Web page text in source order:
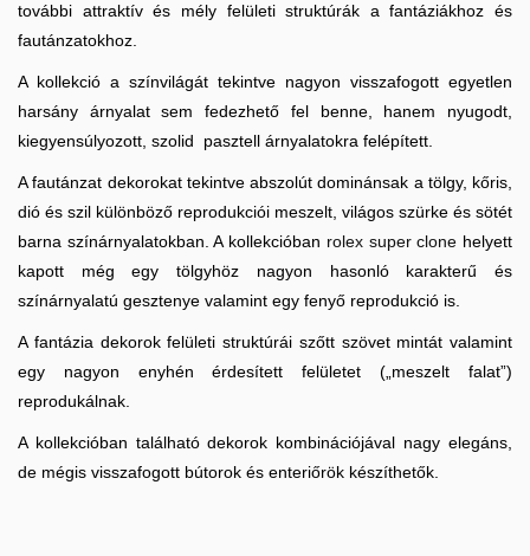
további attraktív és mély felületi struktúrák a fantáziákhoz és
fautánzatokhoz.
A kollekció a színvilágát tekintve nagyon visszafogott egyetlen
harsány árnyalat sem fedezhető fel benne, hanem nyugodt,
kiegyensúlyozott, szolid pasztell árnyalatokra felépített.
A fautánzat dekorokat tekintve abszolút dominánsak a tölgy, kőris,
dió és szil különböző reprodukciói meszelt, világos szürke és sötét
barna színárnyalatokban. A kollekcióban rolex super clone helyett
kapott még egy tölgyhöz nagyon hasonló karakterű és
színárnyalatú gesztenye valamint egy fenyő reprodukció is.
A fantázia dekorok felületi struktúrái szőtt szövet mintát valamint
egy nagyon enyhén érdesített felületet („meszelt falat”)
reprodukálnak.
A kollekcióban található dekorok kombinációjával nagy elegáns,
de mégis visszafogott bútorok és enteriőrök készíthetők.